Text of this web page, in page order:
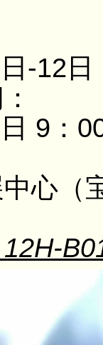
-12日
9：
心（